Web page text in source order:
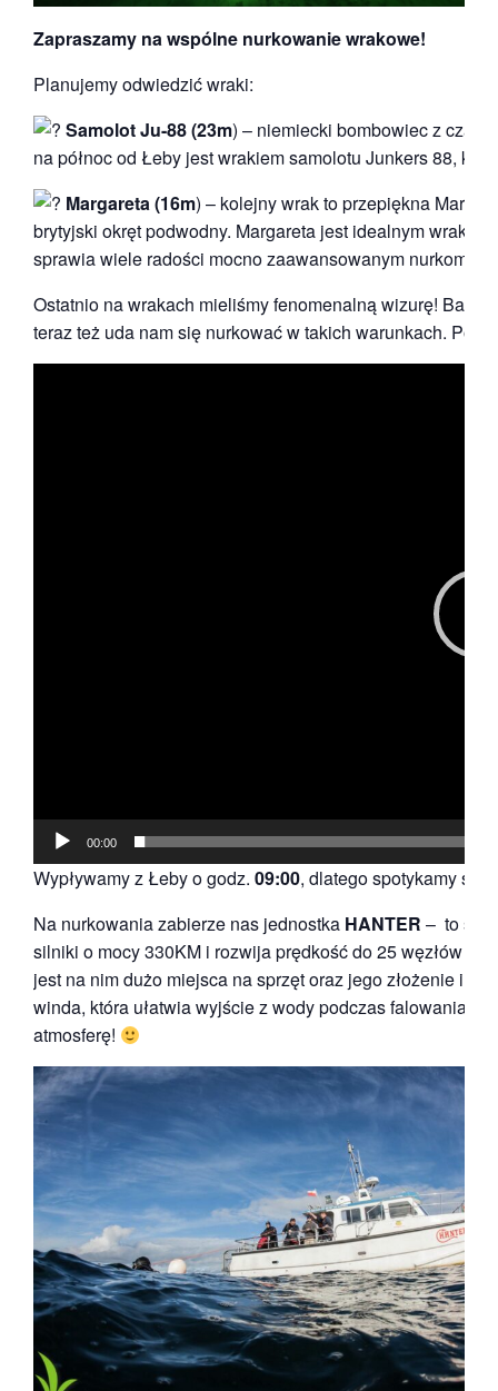
Zapraszamy na wspólne nurkowanie wrakowe!
Planujemy odwiedzić wraki:
Samolot Ju-88 (23m) – niemiecki bombowiec z
na północ od Łeby jest wrakiem samolotu Junkers 88,
Margareta (16m) – kolejny wrak to przepiękna
brytyjski okręt podwodny. Margareta jest idealnym
sprawia wiele radości mocno zaawansowanym nurkom
Ostatnio na wrakach mieliśmy fenomenalną wizurę!
teraz też uda nam się nurkować w takich warunkach.
00:00
Wypływamy z Łeby o godz. 09:00, dlatego spotykamy się
Na nurkowania zabierze nas jednostka HANTER – to
silniki o mocy 330KM i rozwija prędkość do 25 węzłów
jest na nim dużo miejsca na sprzęt oraz jego złożenie i
winda, która ułatwia wyjście z wody podczas falowania.
atmosferę!